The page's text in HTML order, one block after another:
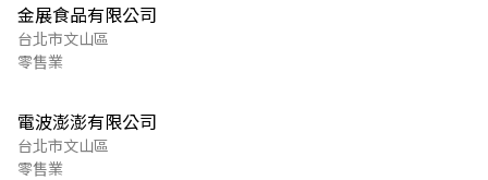
金展食品有限公司
台北市文山區
零售業
電波澎澎有限公司
台北市文山區
零售業